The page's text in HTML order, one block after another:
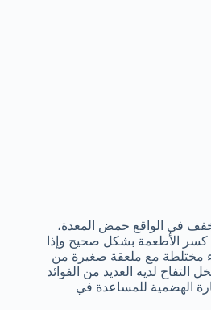
في الواقع حمض المعدة،
الأطعمة بشكل صحيح وإذا
مختلطة مع ملعقة صغيرة من
لديه العديد من الفوائد
الهضمية للمساعدة في